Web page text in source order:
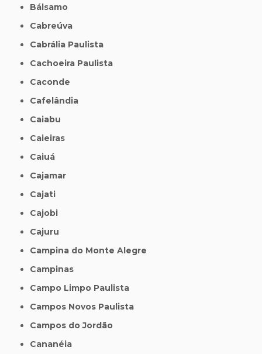
Bálsamo
Cabreúva
Cabrália Paulista
Cachoeira Paulista
Caconde
Cafelândia
Caiabu
Caieiras
Caiuá
Cajamar
Cajati
Cajobi
Cajuru
Campina do Monte Alegre
Campinas
Campo Limpo Paulista
Campos Novos Paulista
Campos do Jordão
Cananéia